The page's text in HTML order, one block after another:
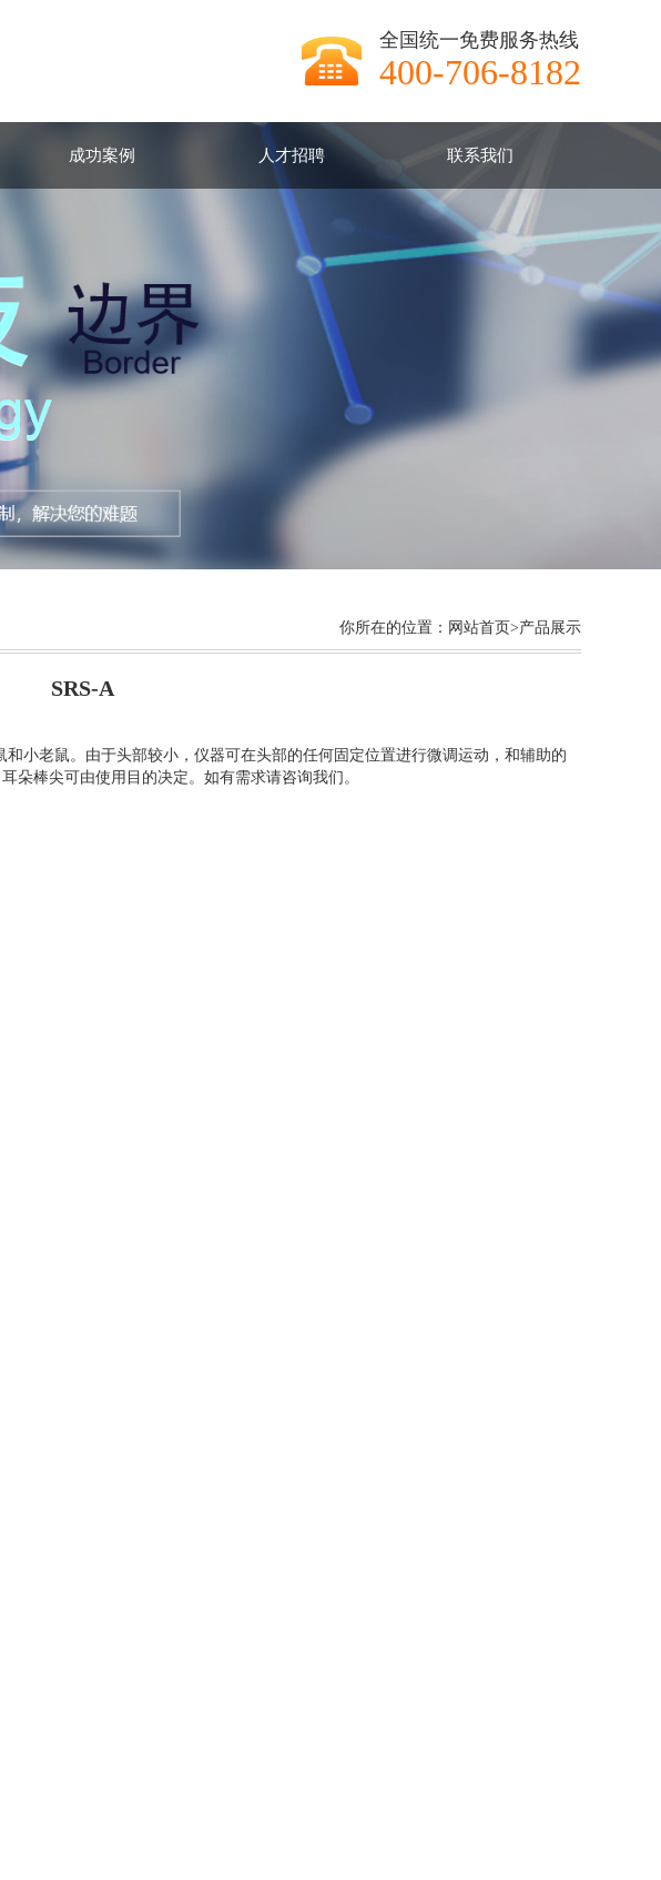
全国统一免费服务热线
400-706-8182
成功案例 人才招聘 联系我们
你所在的位置： 网站首页>产品展示
SRS-A
小老鼠。由于头部较小，仪器可在头部的任何固定位置进行微调运动，和辅助的
朵棒尖可由使用目的决定。如有需求请咨询我们。